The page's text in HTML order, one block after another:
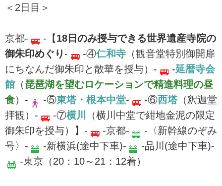
＜2日目＞
京都- -【18日のみ授与できる世界遺産寺院の
御朱印めぐり - -④仁和寺 （観音堂特別御開扉
にちなんだ御朱印と散華を授与）-
-延暦寺会
館 （琵琶湖を望むロケーションで精進料理の昼
食）- -⑤東塔・根本中堂- -⑥西塔 （釈迦堂
拝観）-
-⑦横川
（横川中堂で紺地金泥の限定
御朱印を授与）】-
-京都-
-〈新幹線のぞみ
号〉-
-新横浜(途中下車)-
-品川(途中下車)-
-東京（20：10～21：12着）